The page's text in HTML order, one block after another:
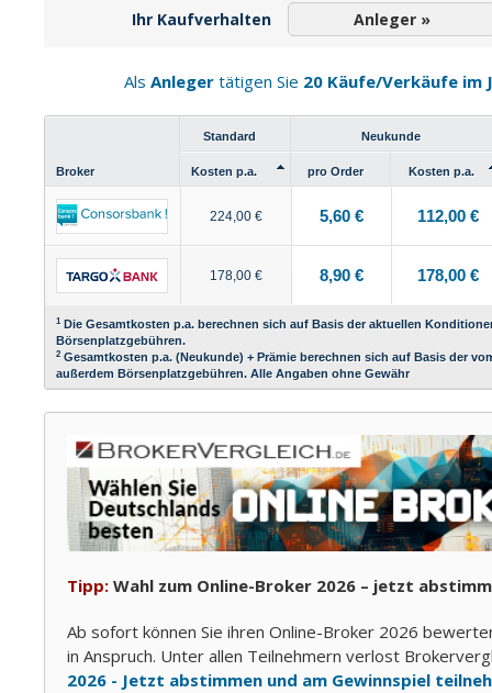
Ihr Kaufverhalten Anleger »
Als Anlegertätigen Sie 20 Käufe/Verkäufe im
Broker
Standard Neukunde
Kosten p.a. pro Order Kosten p.a.
1Die Gesamtkosten p.a. berechnen sich auf Basis der aktuellen
Börsenplatzgebühren.
2Gesamtkosten p.a. (Neukunde) + Prämie berechnen sich auf Basis der
außerdem Börsenplatzgebühren. Alle Angaben ohne Gewähr
224,00 € 5,60 € 112,00 €
178,00 € 8,90 € 178,00 €
Tipp: Wahl zum Online-Broker 2026 – jetzt
Ab sofort können Sie ihren Online-Broker 2026
in Anspruch. Unter allen Teilnehmern verlost
2026 - Jetzt abstimmen und am Gewinnspiel